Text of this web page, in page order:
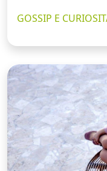
GOSSIP E